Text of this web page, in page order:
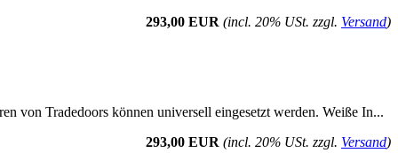
293,00 EUR (incl. 20% USt. zzgl. Versand)
von Tradedoors können universell eingesetzt werden. Weiße In...
293,00 EUR (incl. 20% USt. zzgl. Versand)